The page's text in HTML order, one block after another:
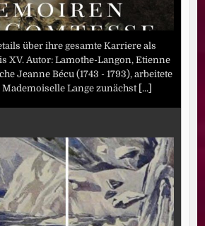
über ihre gesamte Karriere als
XV. Autor: Lamothe-Langon, Etienne
Jeanne Bécu (1743 - 1793), arbeitete
Lange zunächst [...]